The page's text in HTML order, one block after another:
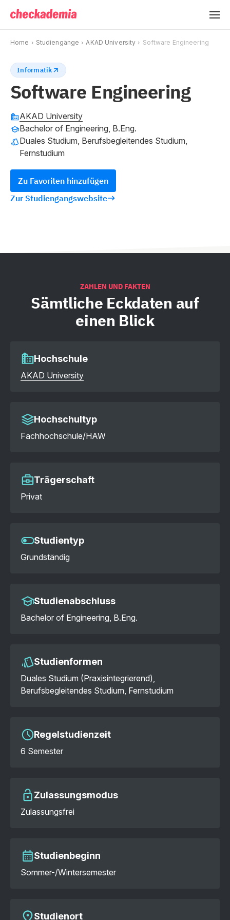
Home Studiengänge AKAD University Software Engineering
Informatik
Software Engineering
AKAD University
Bachelor of Engineering, B.Eng.
Duales Studium, Berufsbegleitendes Studium,
Fernstudium
Zu Favoriten hinzufügen
Zur Studiengangswebsite
ZAHLEN UND FAKTEN
Sämtliche Eckdaten auf
einen Blick
Hochschule
AKAD University
Hochschultyp
Fachhochschule/HAW
Trägerschaft
Privat
Studientyp
Grundständig
Studienabschluss
Bachelor of Engineering, B.Eng.
Studienformen
Duales Studium (Praxisintegrierend),
Berufsbegleitendes Studium, Fernstudium
Regelstudienzeit
6 Semester
Zulassungsmodus
Zulassungsfrei
Studienbeginn
Sommer-/Wintersemester
Studienort